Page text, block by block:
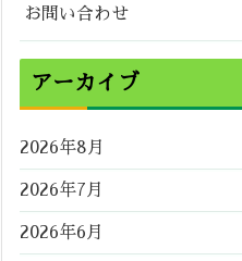
お問い合わせ
アーカイブ
2026年8月
2026年7月
2026年6月